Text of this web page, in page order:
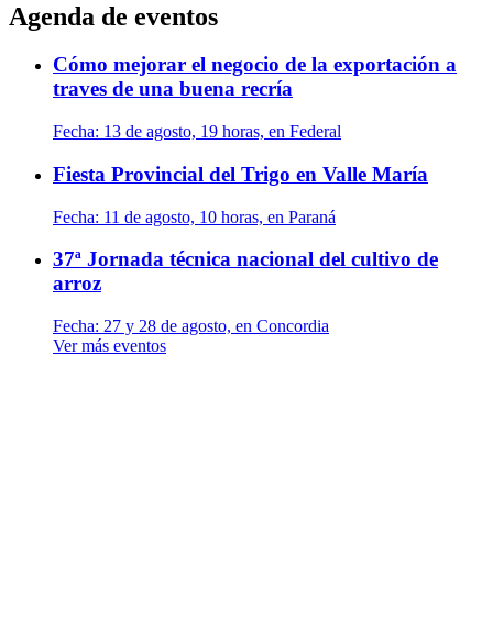
Agenda de eventos
Cómo mejorar el negocio de la exportación a
traves de una buena recría
Fecha: 13 de agosto, 19 horas, en Federal
Fiesta Provincial del Trigo en Valle María
Fecha: 11 de agosto, 10 horas, en Paraná
37ª Jornada técnica nacional del cultivo de
arroz
Fecha: 27 y 28 de agosto, en Concordia
Ver más eventos